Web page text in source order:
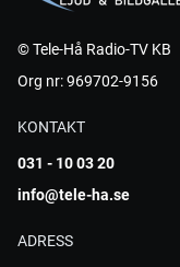
© Tele-Hå Radio-TV KB
Org nr: 969702-9156
KONTAKT
031 - 10 03 20
info@tele-ha.se
ADRESS